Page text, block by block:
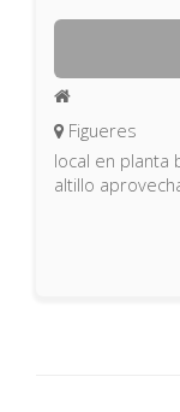
Figueres
local en planta
altillo